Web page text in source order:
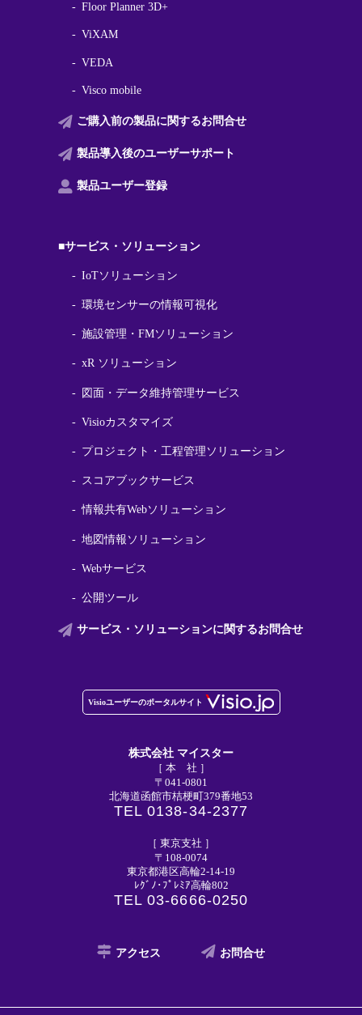
Floor Planner 3D+
ViXAM
VEDA
Visco mobile
ご購入前の製品に関するお問合せ
製品導入後のユーザーサポート
製品ユーザー登録
■サービス・ソリューション
IoTソリューション
環境センサーの情報可視化
施設管理・FMソリューション
xR ソリューション
図面・データ維持管理サービス
Visioカスタマイズ
プロジェクト・工程管理ソリューション
スコアブックサービス
情報共有Webソリューション
地図情報ソリューション
Webサービス
公開ツール
サービス・ソリューションに関するお問合せ
株式会社 マイスター
［ 本 社 ］
〒041-0801
北海道函館市桔梗町379番地53
TEL 0138-34-2377
［ 東京支社 ］
〒108-0074
東京都港区高輪2-14-19
ﾚｸﾞﾉ･ﾌﾟﾚﾐｱ高輪802
TEL 03-6666-0250
アクセス お問合せ